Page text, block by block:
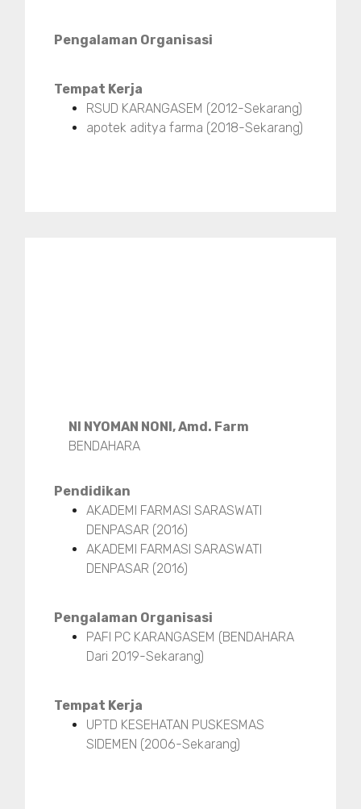
Pengalaman Organisasi
Tempat Kerja
RSUD KARANGASEM (2012-Sekarang)
apotek aditya farma (2018-Sekarang)
NI NYOMAN NONI, Amd. Farm
BENDAHARA
Pendidikan
AKADEMI FARMASI SARASWATI
DENPASAR (2016)
AKADEMI FARMASI SARASWATI
DENPASAR (2016)
Pengalaman Organisasi
PAFI PC KARANGASEM (BENDAHARA
Dari 2019-Sekarang)
Tempat Kerja
UPTD KESEHATAN PUSKESMAS
SIDEMEN (2006-Sekarang)